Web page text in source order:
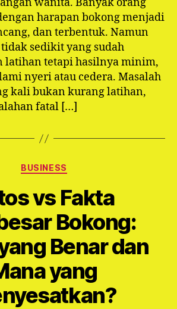
harapan bokong menjadi
dan terbentuk. Namun
sedikit yang sudah
latihan tetapi hasilnya minim,
nyeri atau cedera. Masalah
kali bukan kurang latihan,
fatal […]
Categories
BUSINESS
vs Fakta
Bokong:
Benar dan
yang